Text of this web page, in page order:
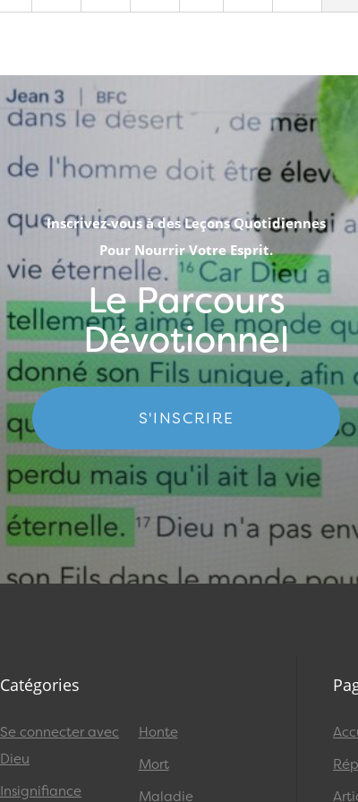
Inscrivez-vous à des Leçons Quotidiennes
Pour Nourrir Votre Esprit.
Le Parcours
Dévotionnel
S'INSCRIRE
Catégories
Se connecter avec
Dieu
Insignifiance
Honte
Mort
Maladie